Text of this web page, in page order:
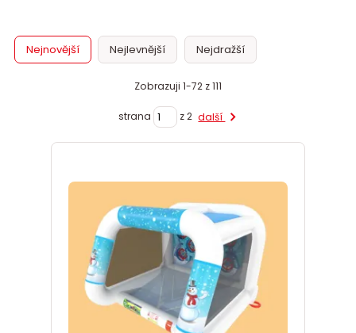
Nejnovější Nejlevnější Nejdražší
Zobrazuji 1-72 z 111
strana z 2 další